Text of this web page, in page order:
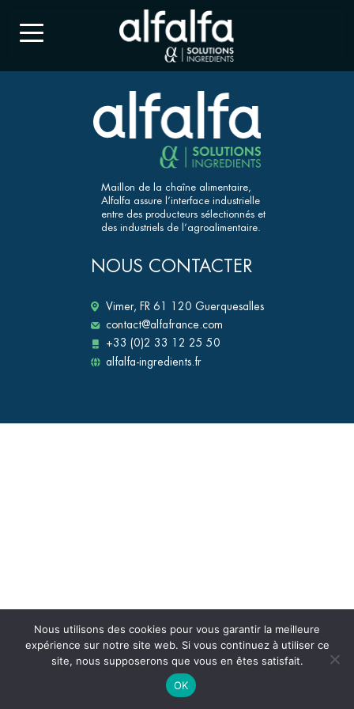
Maillon de la chaîne alimentaire,
Alfalfa assure l’interface industrielle
entre des producteurs sélectionnés et
des industriels de l’agroalimentaire.
NOUS CONTACTER
Vimer, FR 61 120 Guerquesalles
contact@alfafrance.com
+33 (0)2 33 12 25 50
alfalfa-ingredients.fr
Nous utilisons des cookies pour vous garantir la meilleure
expérience sur notre site web. Si vous continuez à utiliser ce
site, nous supposerons que vous en êtes satisfait.
OK